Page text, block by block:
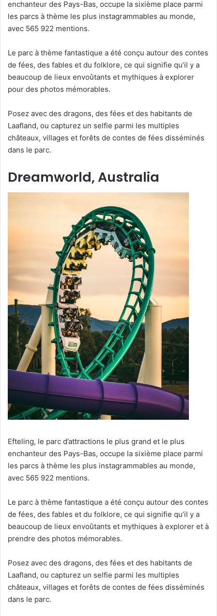
enchanteur des Pays-Bas, occupe la sixième place parmi
les parcs à thème les plus instagrammables au monde,
avec 565 922 mentions.
Le parc à thème fantastique a été conçu autour des contes
de fées, des fables et du folklore, ce qui signifie qu’il y a
beaucoup de lieux envoûtants et mythiques à explorer
pour des photos mémorables.
Posez avec des dragons, des fées et des habitants de
Laafland, ou capturez un selfie parmi les multiples
châteaux, villages et forêts de contes de fées disséminés
dans le parc.
Dreamworld, Australia
Efteling, le parc d’attractions le plus grand et le plus
enchanteur des Pays-Bas, occupe la sixième place parmi
les parcs à thème les plus instagrammables au monde,
avec 565 922 mentions.
Le parc à thème fantastique a été conçu autour des contes
de fées, des fables et du folklore, ce qui signifie qu’il y a
beaucoup de lieux envoûtants et mythiques à explorer et à
prendre des photos mémorables.
Posez avec des dragons, des fées et des habitants de
Laafland, ou capturez un selfie parmi les multiples
châteaux, villages et forêts de contes de fées disséminés
dans le parc.